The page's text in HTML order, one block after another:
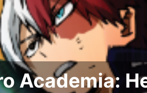
Academia: